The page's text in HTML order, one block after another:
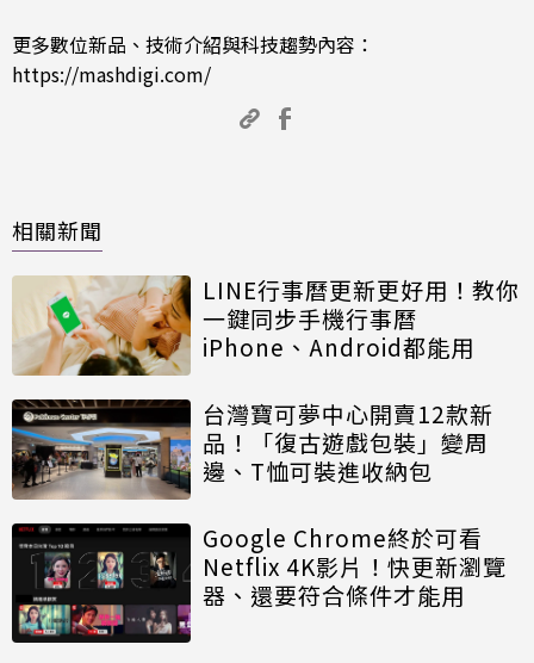
更多數位新品、技術介紹與科技趨勢內容：
https://mashdigi.com/
相關新聞
LINE行事曆更新更好用！教你
一鍵同步手機行事曆
iPhone、Android都能用
台灣寶可夢中心開賣12款新
品！「復古遊戲包裝」變周
邊、T恤可裝進收納包
Google Chrome終於可看
Netflix 4K影片！快更新瀏覽
器、還要符合條件才能用